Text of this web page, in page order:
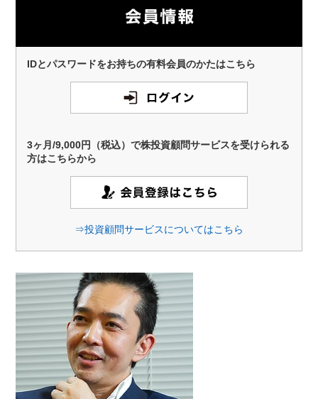
IDとパスワードをお持ちの有料会員のかたはこちら
3ヶ月/9,000円（税込）で株投資顧問サービスを受けられる
方はこちらから
⇒投資顧問サービスについてはこちら